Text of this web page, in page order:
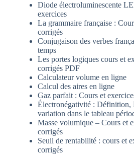
Diode électroluminescente
exercices
La grammaire française :
corrigés
Conjugaison des verbes
temps
Les portes logiques cours et
corrigés PDF
Calculateur volume en ligne
Calcul des aires en ligne
Gaz parfait : Cours et
Électronégativité : Définition,
variation dans le tableau
Masse volumique – Cours et
corrigés
Seuil de rentabilité : cours et
corrigés